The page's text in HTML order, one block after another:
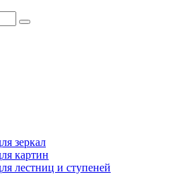
зеркал
картин
лестниц и ступеней